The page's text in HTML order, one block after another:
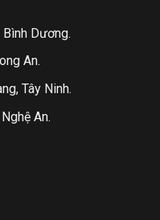
Bình Dương.
An.
Tây Ninh.
An.